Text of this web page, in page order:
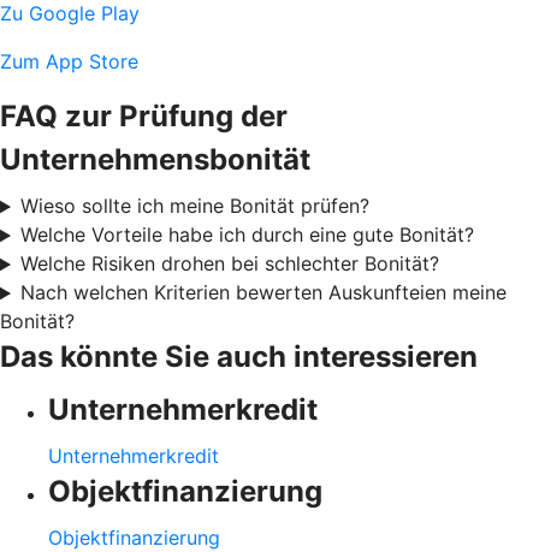
Zu Google Play
Zum App Store
FAQ zur Prüfung der
Unternehmensbonität
Wieso sollte ich meine Bonität prüfen?
Welche Vorteile habe ich durch eine gute Bonität?
Welche Risiken drohen bei schlechter Bonität?
Nach welchen Kriterien bewerten Auskunfteien meine
Bonität?
Das könnte Sie auch interessieren
Unternehmerkredit
Unternehmerkredit
Objektfinanzierung
Objektfinanzierung